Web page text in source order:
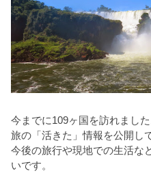
今までに109ヶ国を訪れました
旅の「活きた」情報を公開し
今後の旅行や現地での生活な
いです。